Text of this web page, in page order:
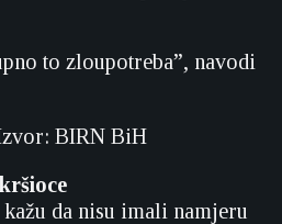
to zloupotreba”, navodi
BIRN BiH
da nisu imali namjeru